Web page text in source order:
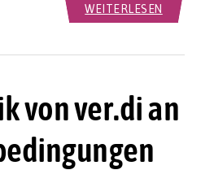
WEITERLESEN
von ver.di an